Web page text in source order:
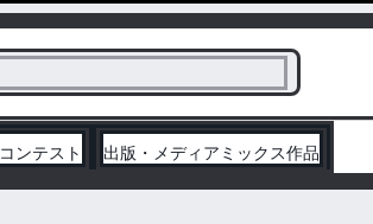
コンテスト 出版・メディアミックス作品